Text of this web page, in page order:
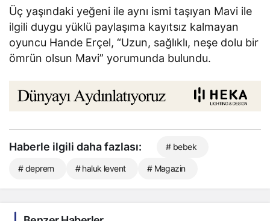
Üç yaşındaki yeğeni ile aynı ismi taşıyan Mavi ile
ilgili duygu yüklü paylaşıma kayıtsız kalmayan
oyuncu Hande Erçel, “Uzun, sağlıklı, neşe dolu bir
ömrün olsun Mavi” yorumunda bulundu.
Haberle ilgili daha fazlası: # bebek
# deprem # haluk levent # Magazin